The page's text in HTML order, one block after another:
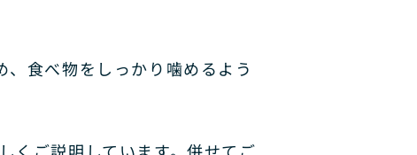
食べ物をしっかり噛めるよう